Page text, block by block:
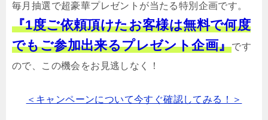
毎月抽選で超豪華プレゼントが当たる特別企画です。
『1度ご依頼頂けたお客様は無料で何度
でもご参加出来るプレゼント企画』です
ので、この機会をお見逃しなく！
＜キャンペーンについて今すぐ確認してみる！＞